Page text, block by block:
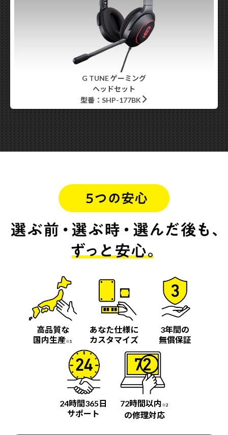
G TUNE ゲーミング
ヘッドセット
型番：SHP-177BK
高品質な
国内生産※1
あなた仕様に
カスタマイズ
3年間の
無償保証
24時間365日
サポート
72時間以内 ※2
の修理対応